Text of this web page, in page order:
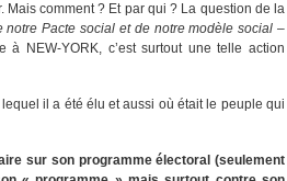
Mais comment ? Et par qui ? La question de la
Pacte social et de notre modèle social –
NEW-YORK, c’est surtout une telle action
il a été élu et aussi où était le peuple qui
sur son programme électoral (seulement